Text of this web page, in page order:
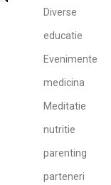
Diverse
educatie
Evenimente
medicina
Meditatie
nutritie
parenting
parteneri